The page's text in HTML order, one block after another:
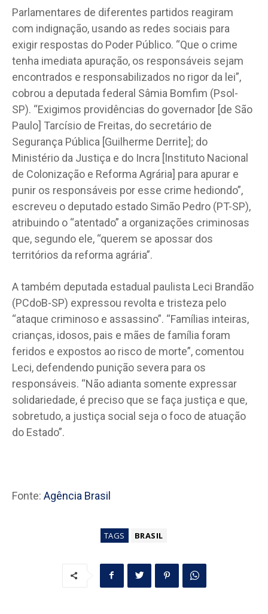
Parlamentares de diferentes partidos reagiram
com indignação, usando as redes sociais para
exigir respostas do Poder Público. “Que o crime
tenha imediata apuração, os responsáveis sejam
encontrados e responsabilizados no rigor da lei”,
cobrou a deputada federal Sâmia Bomfim (Psol-
SP). “Exigimos providências do governador [de São
Paulo] Tarcísio de Freitas, do secretário de
Segurança Pública [Guilherme Derrite]; do
Ministério da Justiça e do Incra [Instituto Nacional
de Colonização e Reforma Agrária] para apurar e
punir os responsáveis por esse crime hediondo”,
escreveu o deputado estado Simão Pedro (PT-SP),
atribuindo o “atentado” a organizações criminosas
que, segundo ele, “querem se apossar dos
territórios da reforma agrária”.
A também deputada estadual paulista Leci Brandão
(PCdoB-SP) expressou revolta e tristeza pelo
“ataque criminoso e assassino”. “Famílias inteiras,
crianças, idosos, pais e mães de família foram
feridos e expostos ao risco de morte”, comentou
Leci, defendendo punição severa para os
responsáveis. “Não adianta somente expressar
solidariedade, é preciso que se faça justiça e que,
sobretudo, a justiça social seja o foco de atuação
do Estado”.
Fonte: Agência Brasil
TAGS BRASIL